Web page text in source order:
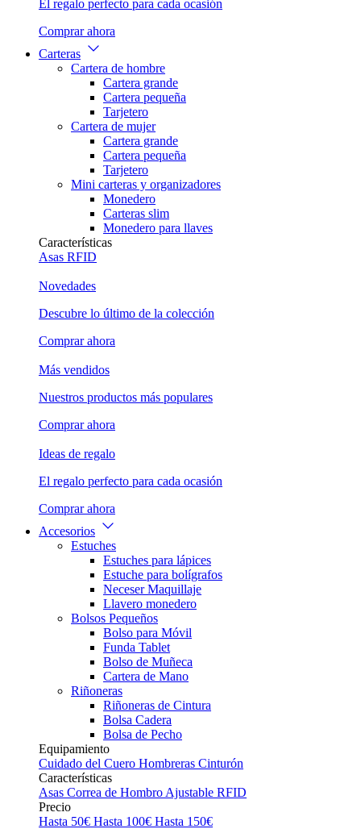
El regalo perfecto para cada ocasión
Comprar ahora
Carteras
Cartera de hombre
Cartera grande
Cartera pequeña
Tarjetero
Cartera de mujer
Cartera grande
Cartera pequeña
Tarjetero
Mini carteras y organizadores
Monedero
Carteras slim
Monedero para llaves
Características
Asas RFID
Novedades
Descubre lo último de la colección
Comprar ahora
Más vendidos
Nuestros productos más populares
Comprar ahora
Ideas de regalo
El regalo perfecto para cada ocasión
Comprar ahora
Accesorios
Estuches
Estuches para lápices
Estuche para bolígrafos
Neceser Maquillaje
Llavero monedero
Bolsos Pequeños
Bolso para Móvil
Funda Tablet
Bolso de Muñeca
Cartera de Mano
Riñoneras
Riñoneras de Cintura
Bolsa Cadera
Bolsa de Pecho
Equipamiento
Cuidado del Cuero Hombreras Cinturón
Características
Asas Correa de Hombro Ajustable RFID
Precio
Hasta 50€ Hasta 100€ Hasta 150€